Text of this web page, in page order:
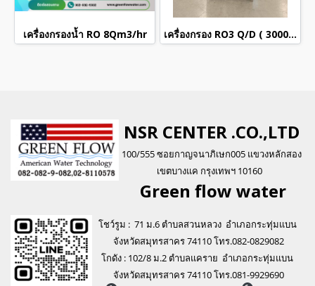
เครื่องกรองน้ำ RO 8Qm3/hr เครื่องกรอง RO3 Q/D ( 3000 ลิตรต่อวัน ) รุ่น Heavy
NSR CENTER .CO.,LTD
100/555 ซอยกาญจนาภิเษก005 แขวงหลักสอง
เขตบางแค กรุงเทพฯ 10160
Green flow water
โชว์รูม : 71 ม.6 ตำบลสวนหลวง อำเภอกระทุ่มแบน
จังหวัดสมุทรสาคร 74110 โทร.082-0829082
โกดัง : 102/8 ม.2 ตำบลแคราย อำเภอกระทุ่มแบน
จังหวัดสมุทรสาคร 74110 โทร.081-9929690